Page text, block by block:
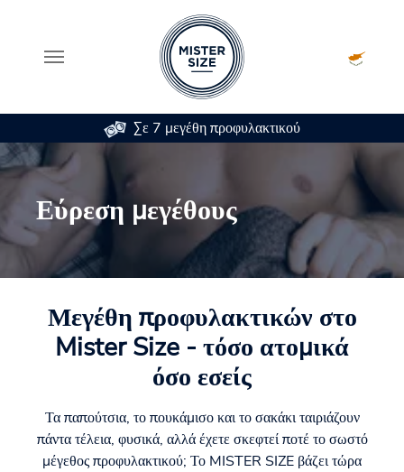
Skip to main content
Σε 7 μεγέθη προφυλακτικού
Εύρεση μεγέθους
Μεγέθη προφυλακτικών στο
Mister Size - τόσο ατομικά
όσο εσείς
Τα παπούτσια, το πουκάμισο και το σακάκι ταιριάζουν
πάντα τέλεια, φυσικά, αλλά έχετε σκεφτεί ποτέ το σωστό
μέγεθος προφυλακτικού; Το MISTER SIZE βάζει τώρα